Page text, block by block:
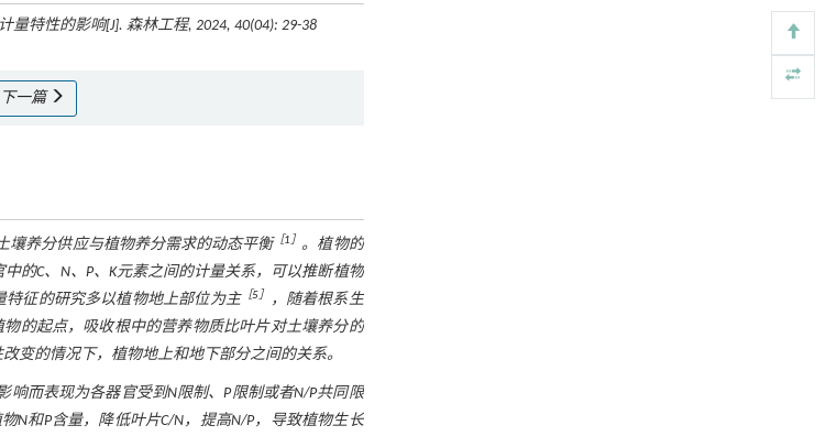
量特性的影响[J]. 森林工程, 2024, 40(04): 29-38
下一篇
壤养分供应与植物养分需求的动态平衡［1 ］ 。植物的
的C、N、P、K元素之间的计量关系，可以推断植物
特征的研究多以植物地上部位为主［5］
，随着根系生
物的起点，吸收根中的营养物质比叶片对土壤养分的
变的情况下，植物地上和地下部分之间的关系。
而表现为各器官受到N限制、P限制或者N/P共同限
N和P含量，降低叶片C/N，提高N/P，导致植物生长